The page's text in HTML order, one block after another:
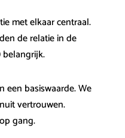
met elkaar centraal.
de relatie in de
een basiswaarde. We
vertrouwen.
gang.